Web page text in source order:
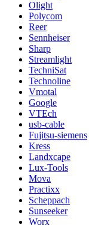
Olight
Polycom
Reer
Sennheiser
Sharp
Streamlight
TechniSat
Technoline
Vmotal
Google
VTEch
usb-cable
Fujitsu-siemens
Kress
Landxcape
Lux-Tools
Mova
Practixx
Scheppach
Sunseeker
Worx